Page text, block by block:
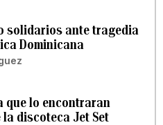
solidarios ante tragedia
Dominicana
que lo encontraran
discoteca Jet Set